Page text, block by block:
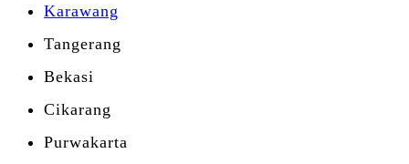
Karawang
Tangerang
Bekasi
Cikarang
Purwakarta